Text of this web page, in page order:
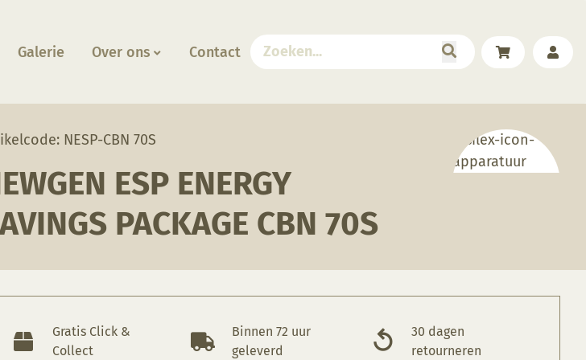
Galerie Over ons Contact
CBN 70SNESP-CBN 70S
ESP ENERGY
PACKAGE CBN 70S
Gratis Click &
Collect
Binnen 72 uur
geleverd
30 dagen
retourneren